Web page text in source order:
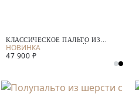
КЛАССИЧЕСКОЕ ПАЛЬТО ИЗ
ШЕРСТИ С МЕМБРАНОЙ
47 900 ₽